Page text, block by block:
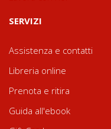
SERVIZI
Assistenza e contatti
Libreria online
Prenota e ritira
Guida all'ebook